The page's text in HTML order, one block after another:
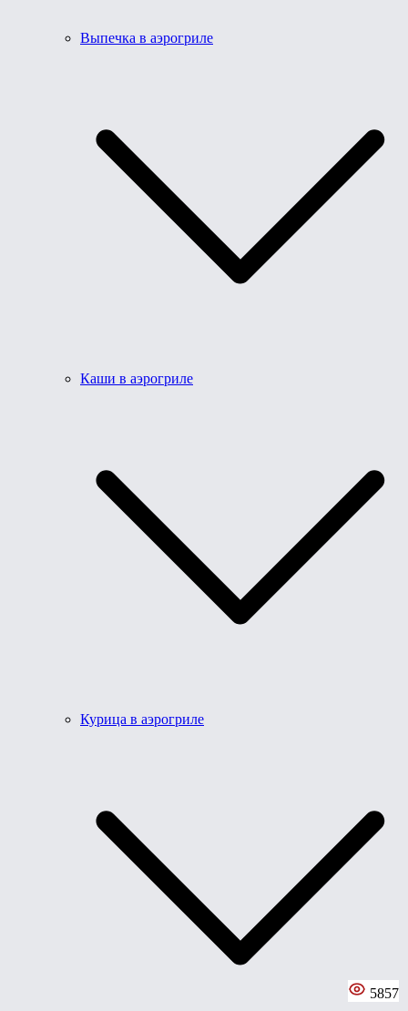
Выпечка в аэрогриле
Каши в аэрогриле
Курица в аэрогриле
5857